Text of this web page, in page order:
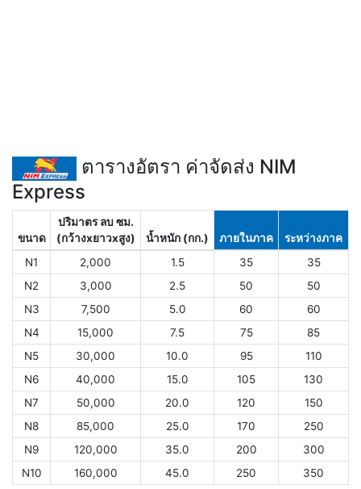
ตารางอัตรา ค่าจัดส่ง NIM
Express
ขนาด
ปริมาตร ลบ ซม.
(กว้างxยาวxสูง)
น้ำหนัก (กก.) ภายในภาค
ระหว่างภาค
N1
2,000 1.5 35
35
N2
3,000 2.5 50
50
N3
7,500 5.0 60
60
N4
15,000 7.5 75
85
N5
30,000 10.0 95
110
N6
40,000 15.0 105
130
N7
50,000 20.0 120
150
N8
85,000 25.0 170
250
N9
120,000 35.0 200
300
N10
160,000 45.0 250 350